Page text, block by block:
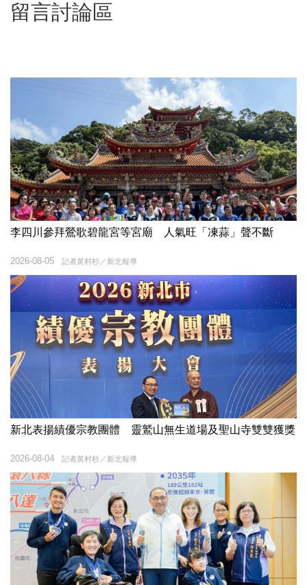
留言討論區
李四川參拜鶯歌碧龍宮等宮廟 人氣旺「凍蒜」聲不斷
記者黃村杉／新北報導
2026-08-05
新北表揚績優宗教團體 靈鷲山無生道場及聖山寺雙雙獲獎
記者黃村杉／新北報導
2026-08-04